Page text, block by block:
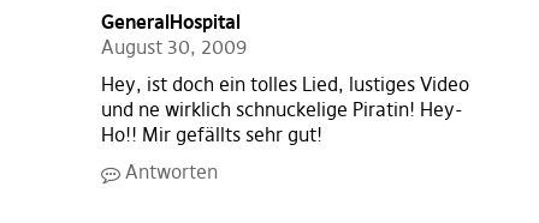
GeneralHospital
August 30, 2009
Hey, ist doch ein tolles Lied, lustiges Video
und ne wirklich schnuckelige Piratin! Hey-
Ho!! Mir gefällts sehr gut!
Antworten